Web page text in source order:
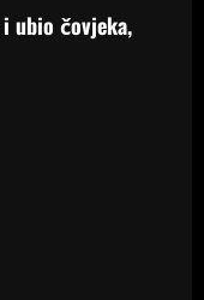
ubio čovjeka,